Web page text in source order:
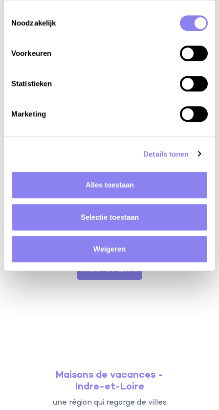
Noodzakelijk
Voorkeuren
Statistieken
Marketing
Details tonen
Alles toestaan
Selectie toestaan
Weigeren
Découvrez les départements
vous souhaitez passer vos vacances? Choisissez un
département ci-dessous et découvrez si il correspond
à vos souhaits de vacances.
Indre-et-Loire
Maisons de vacances -
Indre-et-Loire
une région qui regorge de villes